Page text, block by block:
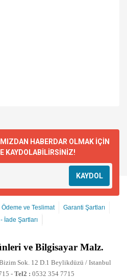
HABERDAR OLMAK İÇİN
KAYDOLABİLİRSİNİZ!
KAYDOL
Ödeme ve Teslimat
Garanti Şartları
İade Şartları
ve Bilgisayar Malz.
Sok. 12 D.1 Beylikdüzü / Istanbul
- Tel2 : 0532 354 7715